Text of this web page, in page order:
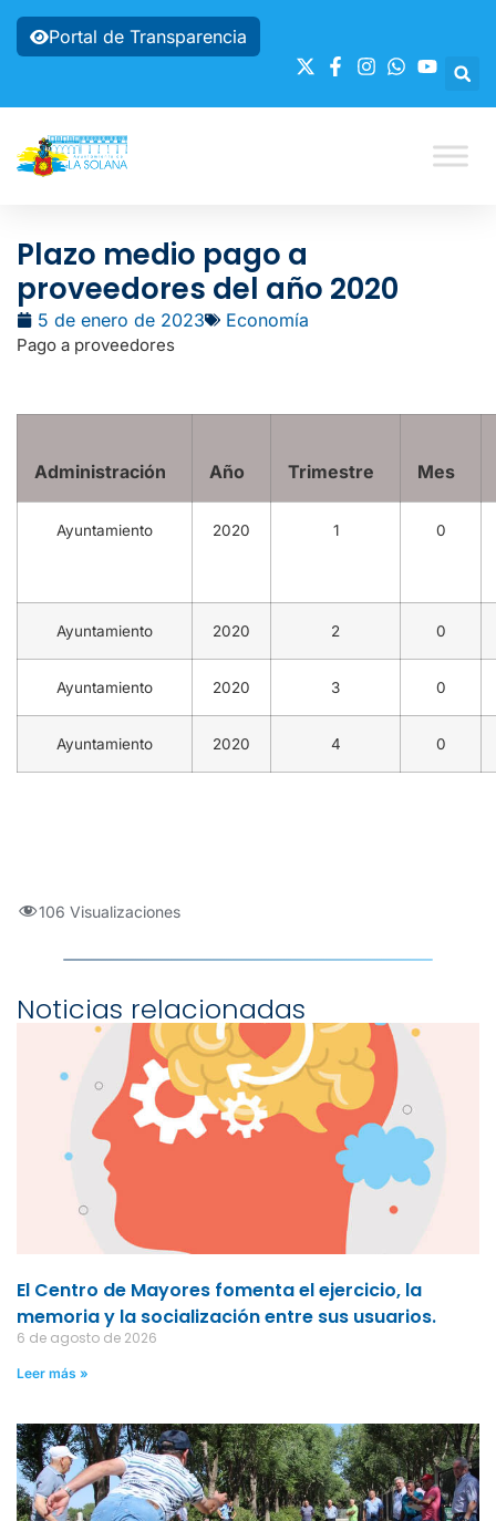
Portal de Transparencia
Plazo medio pago a
proveedores del año 2020
5 de enero de 2023 Economía
Pago a proveedores
Administración Año Trimestre Mes
Ayuntamiento 2020 1 0
Ayuntamiento 2020 2 0
Ayuntamiento 2020 3 0
Ayuntamiento 2020 4 0
106 Visualizaciones
Noticias relacionadas
El Centro de Mayores fomenta el ejercicio, la
memoria y la socialización entre sus usuarios.
6 de agosto de 2026
Leer más »